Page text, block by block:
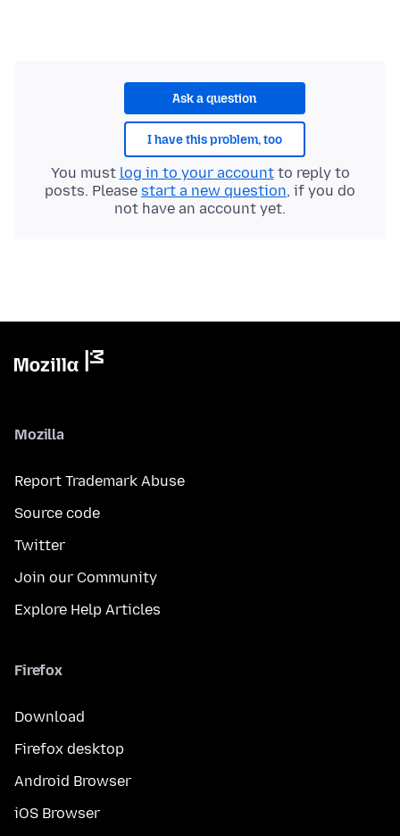
Ask a question
I have this problem, too
You must log in to your accountto reply to
posts. Please start a new question, if you do
not have an account yet.
Mozilla
Report Trademark Abuse
Source code
Twitter
Join our Community
Explore Help Articles
Firefox
Download
Firefox desktop
Android Browser
iOS Browser